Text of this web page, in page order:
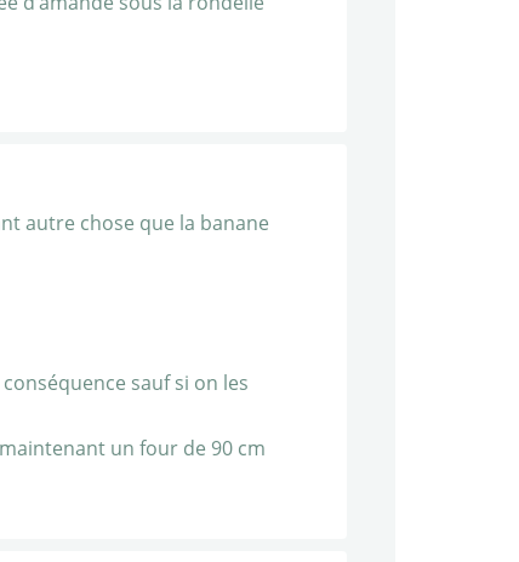
autre chose que la banane
sauf si on les
un four de 90 cm